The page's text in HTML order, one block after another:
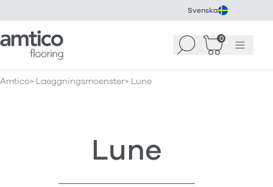
Svenska
Amtico Flooring Sök 0
Korg 0)Meny
Amtico Laeggningsmoenster Lune
Lune